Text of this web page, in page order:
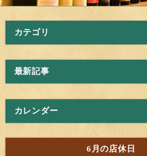
カテゴリ
最新記事
カレンダー
6月の店休日